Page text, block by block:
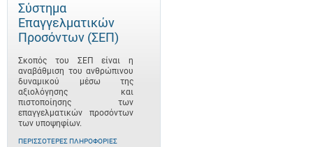
Σύστημα
Επαγγελματικών
Προσόντων (ΣΕΠ)
Σκοπός του ΣΕΠ είναι η
αναβάθμιση του ανθρώπινου
δυναμικού μέσω της
αξιολόγησης και
πιστοποίησης των
επαγγελματικών προσόντων
των υποψηφίων.
ΠΕΡΙΣΣΌΤΕΡΕΣ ΠΛΗΡΟΦΟΡΊΕΣ